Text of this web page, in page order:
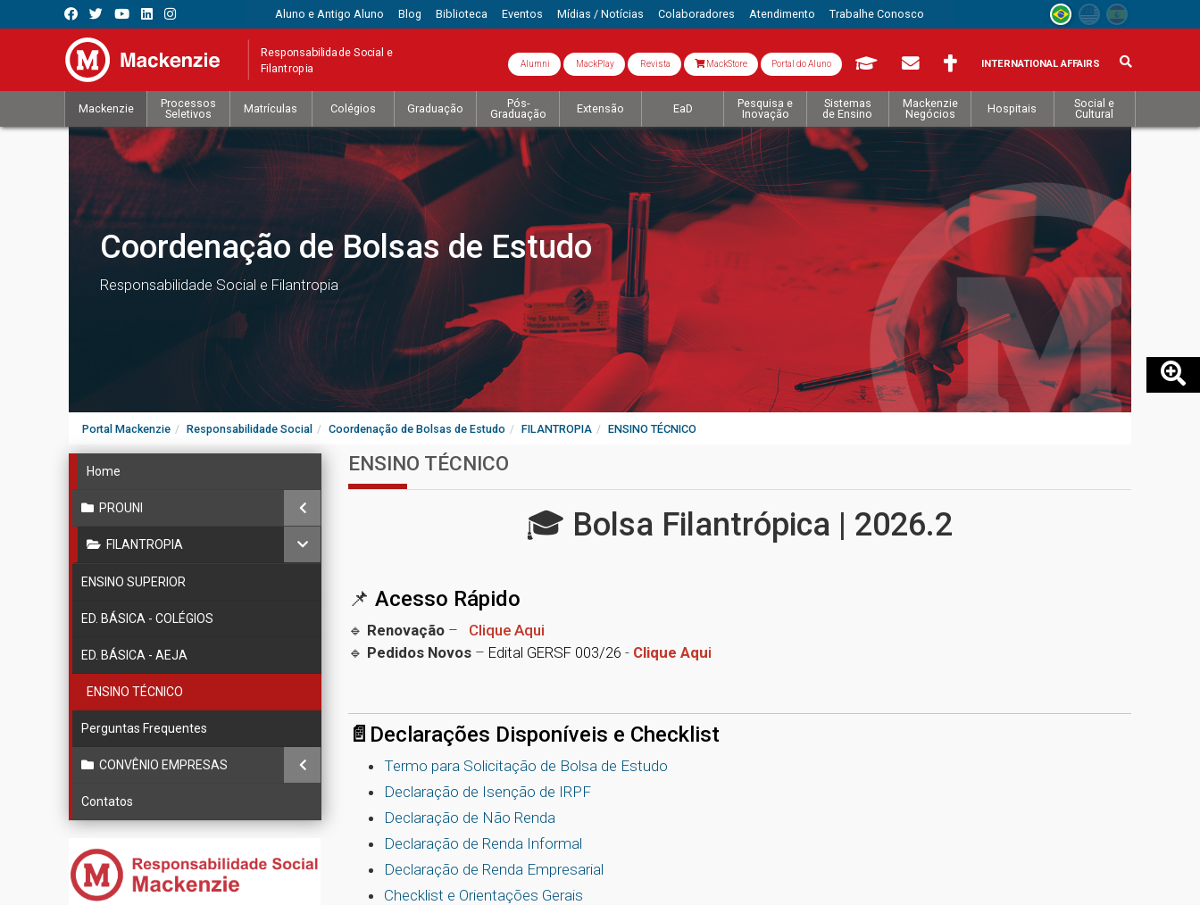
Aluno e Antigo Aluno Blog Biblioteca Eventos Mídias / Notícias Colaboradores Atendimento Trabalhe Conosco
Responsabilidade Social e
Filantropia Alumni MackPlay Revista MackStore Portal do Aluno INTERNATIONAL AFFAIRS
Mackenzie
Processos
Seletivos
Matrículas Colégios Graduação
Pós-
Graduação
Extensão EaD
Pesquisa e
Inovação
Sistemas
de Ensino
Mackenzie
Negócios
Hospitais
Social e
Cultural
Coordenação de Bolsas de Estudo
Responsabilidade Social e Filantropia
Portal Mackenzie Responsabilidade Social Coordenação de Bolsas de Estudo FILANTROPIA ENSINO TÉCNICO
Home
PROUNI
FILANTROPIA
ENSINO SUPERIOR
ED. BÁSICA - COLÉGIOS
ED. BÁSICA - AEJA
ENSINO TÉCNICO
Perguntas Frequentes
CONVÊNIO EMPRESAS
Contatos
ENSINO TÉCNICO
🎓 Bolsa Filantrópica | 2026.2
📌 Acesso Rápido
🔹 Renovação– Clique Aqui
🔹 Pedidos Novos– Edital GERSF 003/26 - Clique Aqui
📄 Declarações Disponíveis e Checklist
Termo para Solicitação de Bolsa de Estudo
Declaração de Isenção de IRPF
Declaração de Não Renda
Declaração de Renda Informal
Declaração de Renda Empresarial
Checklist e Orientações Gerais